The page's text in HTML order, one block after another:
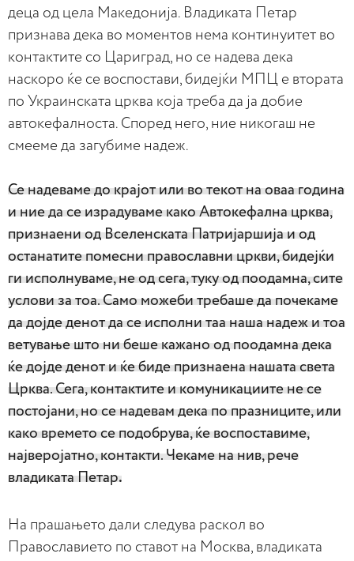
деца од цела Македонија. Владиката Петар
признава дека во моментов нема континуитет во
контактите со Цариград, но се надева дека
наскоро ќе се воспостави, бидејќи МПЦ е втората
по Украинската црква која треба да ја добие
автокефалноста. Според него, ние никогаш не
смееме да загубиме надеж.
Се надеваме до крајот или во текот на оваа година
и ние да се израдуваме како Автокефална црква,
признаени од Вселенската Патријаршија и од
останатите помесни православни цркви, бидејќи
ги исполнуваме, не од сега, туку од поодамна, сите
услови за тоа. Само можеби требаше да почекаме
да дојде денот да се исполни таа наша надеж и тоа
ветување што ни беше кажано од поодамна дека
ќе дојде денот и ќе биде признаена нашата света
Црква. Сега, контактите и комуникациите не се
постојани, но се надевам дека по празниците, или
како времето се подобрува, ќе воспоставиме,
најверојатно, контакти. Чекаме на нив, рече
владиката Петар.
На прашањето дали следува раскол во
Православието по ставот на Москва, владиката